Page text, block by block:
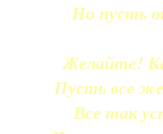
Но пусть
Желайте!
Пусть все
Все так